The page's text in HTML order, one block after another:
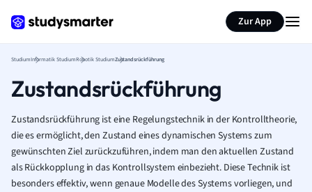
Zur App
StudiumInformatik StudiumRobotik StudiumZustandsrückführung
Zustandsrückführung
Zustandsrückführung ist eine Regelungstechnik in der Kontrolltheorie,
die es ermöglicht, den Zustand eines dynamischen Systems zum
gewünschten Ziel zurückzuführen, indem man den aktuellen Zustand
als Rückkopplung in das Kontrollsystem einbezieht. Diese Technik ist
besonders effektiv, wenn genaue Modelle des Systems vorliegen, und